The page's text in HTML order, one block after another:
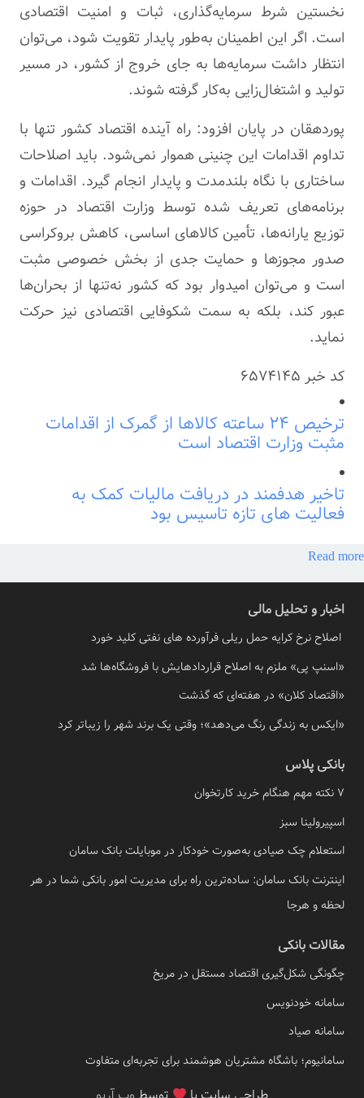
نخستین شرط سرمایه‌گذاری، ثبات و امنیت اقتصادی
است. اگر این اطمینان به‌طور پایدار تقویت شود، می‌توان
انتظار داشت سرمایه‌ها به جای خروج از کشور، در مسیر
تولید و اشتغال‌زایی به‌کار گرفته شوند.
پوردهقان در پایان افزود: راه آینده اقتصاد کشور تنها با
تداوم اقدامات این چنینی هموار نمی‌شود. باید اصلاحات
ساختاری با نگاه بلندمدت و پایدار انجام گیرد. اقدامات و
برنامه‌های تعریف شده توسط وزارت اقتصاد در حوزه
توزیع یارانه‌ها، تأمین کالاهای اساسی، کاهش بروکراسی
صدور مجوزها و حمایت جدی از بخش خصوصی مثبت
است و می‌توان امیدوار بود که کشور نه‌تنها از بحران‌ها
عبور کند، بلکه به سمت شکوفایی اقتصادی نیز حرکت
نماید.
کد خبر 6574145
ترخیص ۲۴ ساعته کالاها از گمرک از اقدامات
مثبت وزارت اقتصاد است
تاخیر هدفمند در دریافت مالیات کمک به
فعالیت های تازه تاسیس بود
Read more
اخبار و تحلیل مالی
اصلاح نرخ کرایه حمل ریلی فرآورده های نفتی کلید خورد
«اسنپ پی» ملزم به اصلاح قراردادهایش با فروشگاه‌ها شد
«اقتصاد کلان» در هفته‌ای که گذشت
«ایکس به زندگی رنگ می‌دهد»؛ وقتی یک برند شهر را زیباتر کرد
بانکی پلاس
7 نکته مهم هنگام خرید کارتخوان
اسپیرولینا سبز
استعلام چک صیادی به‌صورت خودکار در موبایلت بانک سامان
اینترنت بانک سامان: ساده‌ترین راه برای مدیریت امور بانکی شما در هر
لحظه و هرجا
مقالات بانکی
چگونگی شکل‌گیری اقتصاد مستقل در مریخ
سامانه خودنویس
سامانه صیاد
سامانیوم؛ باشگاه مشتریان هوشمند برای تجربه‌ای متفاوت